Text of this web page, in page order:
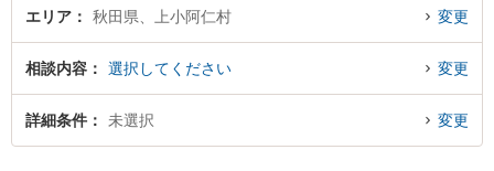
い。上小阿仁村で土日や夜間に発生した不倫慰謝料トラブルを今すぐに弁護士
できる上小阿仁村内の弁護士に相談予約したい』などでお困りの相談者さんに
おすすめです。
エリア 秋田県、上小阿仁村 変更
相談内容 選択してください 変更
詳細条件 未選択 変更